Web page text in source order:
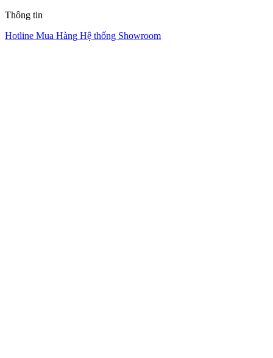
Thông tin
Hotline Mua Hàng Hệ thống Showroom